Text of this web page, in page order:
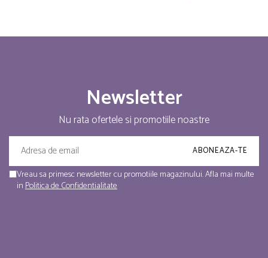
Newsletter
Nu rata ofertele si promotiile noastre
Vreau sa primesc newsletter cu promotiile magazinului. Afla mai multe
inPolitica de Confidentialitate